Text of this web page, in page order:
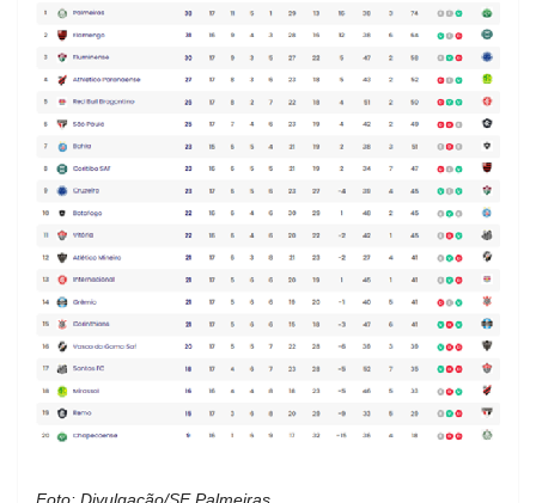
Foto: Divulgação/SE Palmeiras